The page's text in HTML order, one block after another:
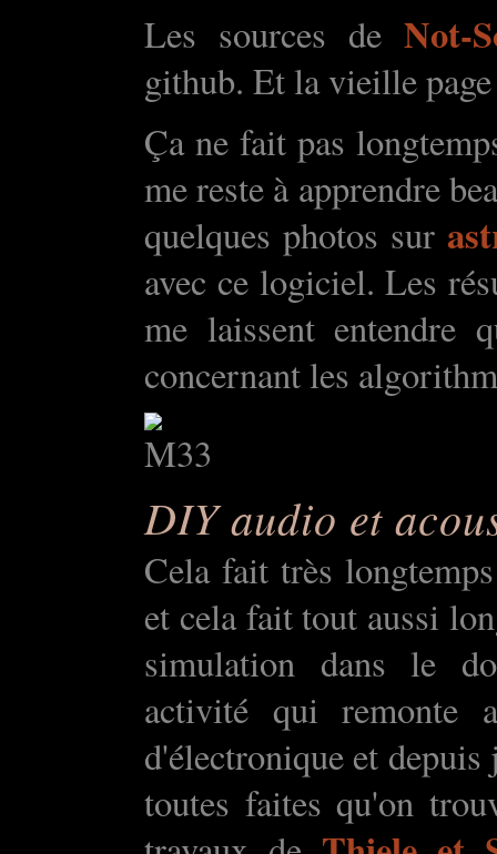
Les sources deNot-
github. Et la vieille
Ça ne fait pas
me reste à apprendre
quelques photos sur
avec ce logiciel. Les
me laissent entendre
concernant les
DIY audio et
Cela fait très
et cela fait tout aussi
simulation dans le
activité qui remonte
d'électronique et
toutes faites qu'on